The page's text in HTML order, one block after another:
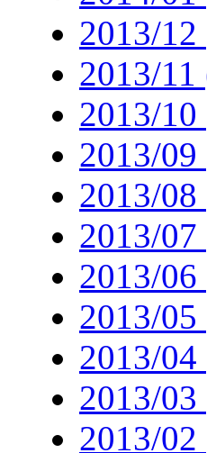
2013/12
2013/11
2013/10
2013/09
2013/08
2013/07
2013/06
2013/05
2013/04
2013/03
2013/02